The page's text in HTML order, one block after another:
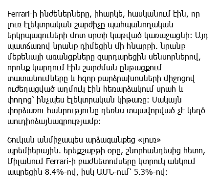
Ferrari-ի ինժեներները, իհարկե, հասկանում էին, որ
լուռ էլեկտրական շարժիչը պահպանողական
երկրպագուների մոտ սրտի կաթված կառաջացնի: Այդ
պատճառով նրանք դիմեցին մի հնարքի. նրանք
մեքենայի առանցքները զարդարեցին սենսորներով,
որոնք կարդում էին շարժման ընթացքում
տատանումները և հզոր բարձրախոսների միջոցով
ուժեղացված աղմուկ էին հեռարձակում սրահ և
փողոց՝ ինչպես էլեկտրական կիթառը: Սակայն
փորձառու հանրությունը դեռևս տպավորված չէ կեղծ
աուդիոձայնագրությամբ:
Շուկան անմիջապես արձագանքեց «լուռ»
պրեմիերային. երեքշաբթի օրը, շնորհանդեսից հետո,
Միլանում Ferrari-ի բաժնետոմսերը կտրուկ անկում
ապրեցին 8.4%-ով, իսկ ԱՄՆ-ում՝ 5.3%-ով: